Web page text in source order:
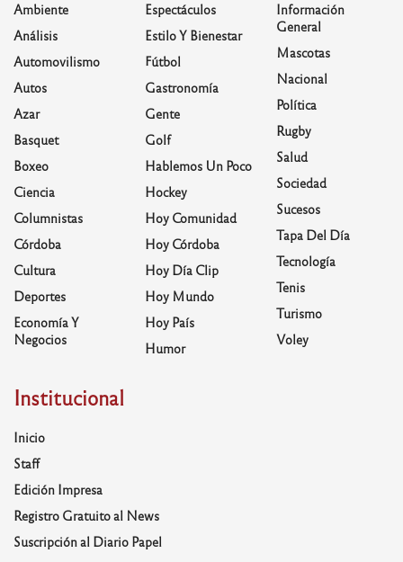
Ambiente
Análisis
Automovilismo
Autos
Azar
Basquet
Boxeo
Ciencia
Columnistas
Córdoba
Cultura
Deportes
Economía Y
Negocios
Espectáculos
Estilo Y Bienestar
Fútbol
Gastronomía
Gente
Golf
Hablemos Un Poco
Hockey
Hoy Comunidad
Hoy Córdoba
Hoy Día Clip
Hoy Mundo
Hoy País
Humor
Información
General
Mascotas
Nacional
Política
Rugby
Salud
Sociedad
Sucesos
Tapa Del Día
Tecnología
Tenis
Turismo
Voley
Institucional
Inicio
Staff
Edición Impresa
Registro Gratuito al News
Suscripción al Diario Papel